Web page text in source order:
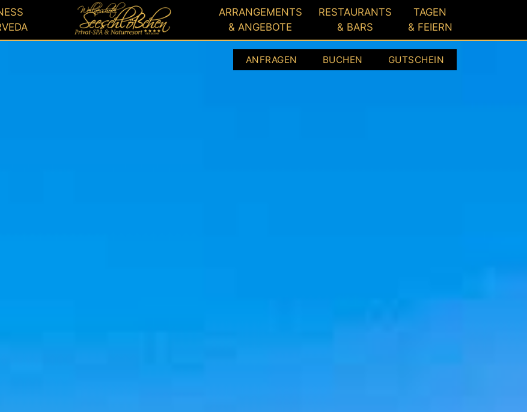
ARRANGEMENTS
& ANGEBOTE
RESTAURANTS
& BARS
TAGEN
& FEIERN
ANFRAGEN BUCHEN GUTSCHEIN